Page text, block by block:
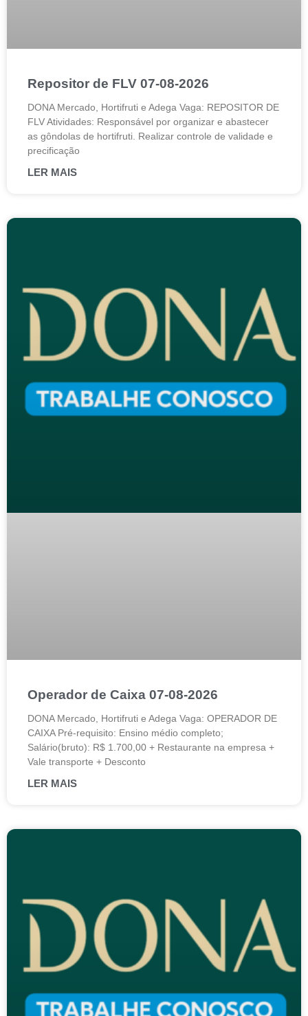
Repositor de FLV 07-08-2026
DONA Mercado, Hortifruti e Adega Vaga: REPOSITOR DE
FLV Atividades: Responsável por organizar e abastecer
as gôndolas de hortifruti. Realizar controle de validade e
precificação
LER MAIS
Operador de Caixa 07-08-2026
DONA Mercado, Hortifruti e Adega Vaga: OPERADOR DE
CAIXA Pré-requisito: Ensino médio completo;
Salário(bruto): R$ 1.700,00 + Restaurante na empresa +
Vale transporte + Desconto
LER MAIS